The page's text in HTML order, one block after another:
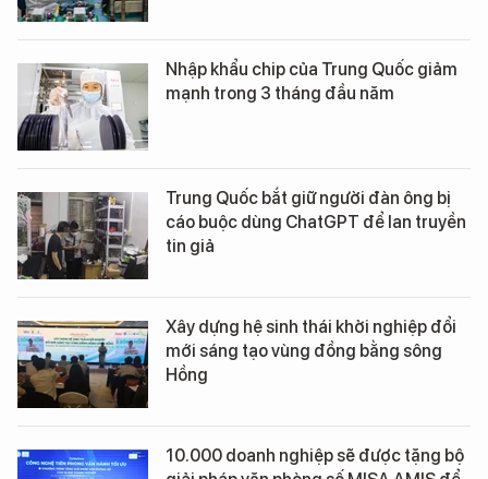
Nhập khẩu chip của Trung Quốc giảm
mạnh trong 3 tháng đầu năm
Trung Quốc bắt giữ người đàn ông bị
cáo buộc dùng ChatGPT để lan truyền
tin giả
Xây dựng hệ sinh thái khởi nghiệp đổi
mới sáng tạo vùng đồng bằng sông
Hồng
10.000 doanh nghiệp sẽ được tặng bộ